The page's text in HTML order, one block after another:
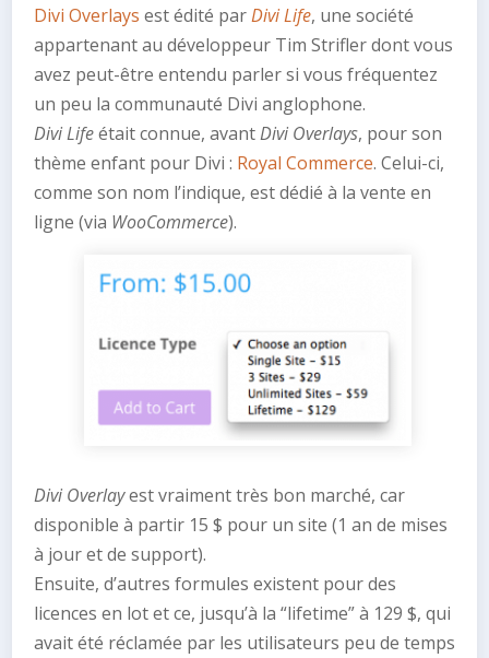
Divi Overlays est édité parDivi Life, une société
appartenant au développeur Tim Strifler dont vous
avez peut-être entendu parler si vous fréquentez
un peu la communauté Divi anglophone.
Divi Lifeétait connue, avantDivi Overlays, pour son
thème enfant pour Divi : Royal Commerce. Celui-ci,
comme son nom l’indique, est dédié à la vente en
ligne (via WooCommerce).
Divi Overlayest vraiment très bon marché, car
disponible à partir 15 $ pour un site (1 an de mises
à jour et de support).
Ensuite, d’autres formules existent pour des
licences en lot et ce, jusqu’à la “lifetime” à 129 $, qui
avait été réclamée par les utilisateurs peu de temps